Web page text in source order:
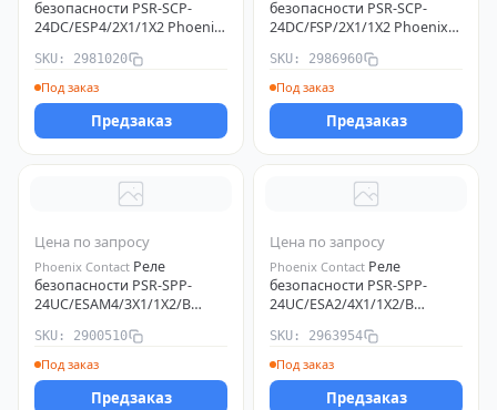
безопасности PSR-SCP-
24DC/ESP4/2X1/1X2 Phoenix
SKU: 2981020
Под заказ
Предзаказ
безопасности PSR-SCP-
24DC/FSP/2X1/1X2 Phoenix
SKU: 2986960
Под заказ
Предзаказ
Цена по запросу
Phoenix Contact Реле
безопасности PSR-SPP-
24UC/ESAM4/3X1/1X2/B
SKU: 2900510
Под заказ
Предзаказ
Цена по запросу
Phoenix Contact Реле
безопасности PSR-SPP-
24UC/ESA2/4X1/1X2/B
SKU: 2963954
Под заказ
Предзаказ